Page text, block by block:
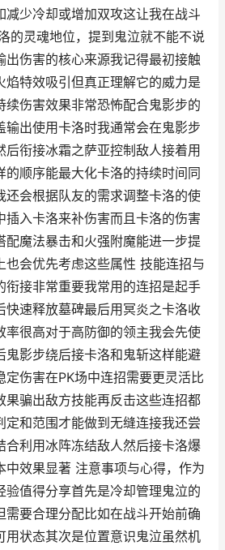
减少冷却或增加双攻这让我在战斗
的灵魂地位，提到鬼泣就不能不说
出伤害的核心来源我记得最初接触
焰特效吸引但真正理解它的威力是
续伤害效果非常恐怖配合鬼影步的
输出使用卡洛时我通常会在鬼影步
后衔接冰霜之萨亚控制敌人接着用
的顺序能最大化卡洛的持续时间同
还会根据队友的需求调整卡洛的使
插入卡洛来补伤害而且卡洛的伤害
配魔法暴击和火强附魔能进一步提
也会优先考虑这些属性 技能连招与
衔接非常重要我常用的连招是起手
快速释放墓碑最后用冥炎之卡洛收
率很高对于高防御的领主我会先使
鬼影步绕后接卡洛和鬼斩这样能避
定伤害在PK场中连招需要更灵活比
果骗出敌方技能再反击这些连招都
定和范围才能做到无缝连接我还尝
合利用冰阵冻结敌人然后接卡洛爆
中效果显著 注意事项与心得，作为
验值得分享首先是冷却管理鬼泣的
需要合理分配比如在战斗开始前确
用状态其次是位置意识鬼泣虽然机